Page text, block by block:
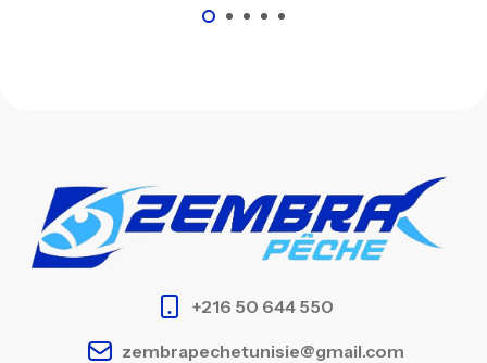
+216 50 644 550
zembrapechetunisie@gmail.com